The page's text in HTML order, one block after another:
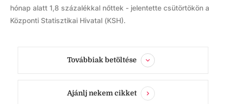
hónap alatt 1,8 százalékkal nőttek - jelentette csütörtökön a
Központi Statisztikai Hivatal (KSH).
Továbbiak betöltése
Ajánlj nekem cikket